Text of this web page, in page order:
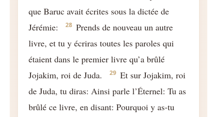
que Baruc avait écrites sous la dictée de
Jérémie:
28 Prends de nouveau un autre
livre, et tu y écriras toutes les paroles qui
étaient dans le premier livre qu’a brûlé
Jojakim, roi de Juda.
29 Et sur Jojakim, roi
de Juda, tu diras: Ainsi parle l’Éternel: Tu as
brûlé ce livre, en disant: Pourquoi y as-tu